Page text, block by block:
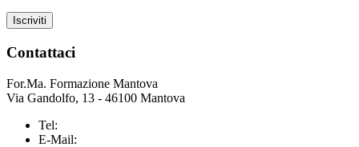
Contattaci
For.Ma. Formazione Mantova
Via Gandolfo, 13 - 46100 Mantova
Tel:
E-Mail: